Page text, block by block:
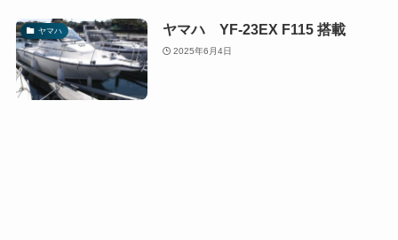
ヤマハ ヤマハ YF-23EX F115 搭載
2025年6月4日